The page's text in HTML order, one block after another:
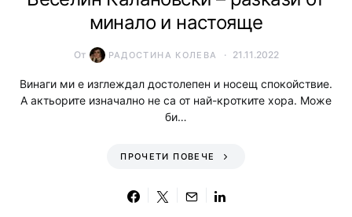
минало и настояще
От РАДОСТИНА КОЛЕВА 21.11.2022
Винаги ми е изглеждал достолепен и носещ спокойствие.
А актьорите изначално не са от най-кротките хора. Може
би…
ПРОЧЕТИ ПОВЕЧЕ